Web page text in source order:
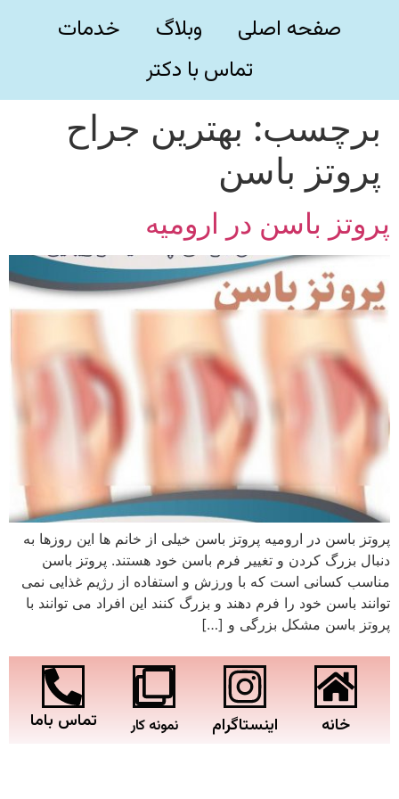
صفحه اصلی وبلاگ
خدمات
تماس با دکتر
برچسب: بهترین جراح
پروتز باسن
پروتز باسن در ارومیه
پروتز باسن در ارومیه پروتز باسن خیلی از خانم ها این روزها به
دنبال بزرگ کردن و تغییر فرم باسن خود هستند. پروتز باسن
مناسب کسانی است که با ورزش و استفاده از رژیم غذایی نمی
توانند باسن خود را فرم دهند و بزرگ کنند این افراد می توانند با
پروتز باسن مشکل بزرگی و […]
خانه اینستاگرام نمونه کار تماس باما